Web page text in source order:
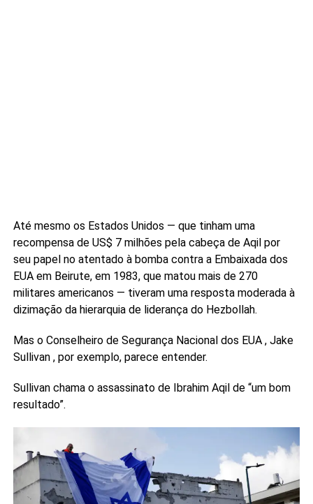
Até mesmo os Estados Unidos — que tinham uma
recompensa de US$ 7 milhões pela cabeça de Aqil por
seu papel no atentado à bomba contra a Embaixada dos
EUA em Beirute, em 1983, que matou mais de 270
militares americanos — tiveram uma resposta moderada à
dizimação da hierarquia de liderança do Hezbollah.
Mas o Conselheiro de Segurança Nacional dos EUA , Jake
Sullivan , por exemplo, parece entender.
Sullivan chama o assassinato de Ibrahim Aqil de “um bom
resultado”.